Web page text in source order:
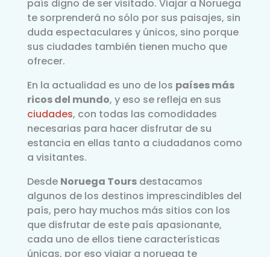
país digno de ser visitado. Viajar a Noruega
te sorprenderá no sólo por sus paisajes, sin
duda espectaculares y únicos, sino porque
sus ciudades también tienen mucho que
ofrecer.
En la actualidad es uno de los países más
ricos del mundo, y eso se refleja en sus
ciudades, con todas las comodidades
necesarias para hacer disfrutar de su
estancia en ellas tanto a ciudadanos como
a visitantes.
Desde Noruega Toursdestacamos
algunos de los destinos imprescindibles del
país, pero hay muchos más sitios con los
que disfrutar de este país apasionante,
cada uno de ellos tiene características
únicas, por eso viajar a noruega te